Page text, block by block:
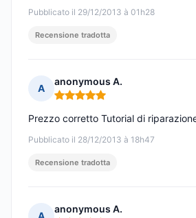
Pubblicato il 29/12/2013 à 01h28
Recensione tradotta
A
anonymous A.
Nota: 5 su 5
Pubblicato il 28/12/2013 à 18h47
Prezzo corretto Tutorial di
Recensione tradotta
anonymous A.